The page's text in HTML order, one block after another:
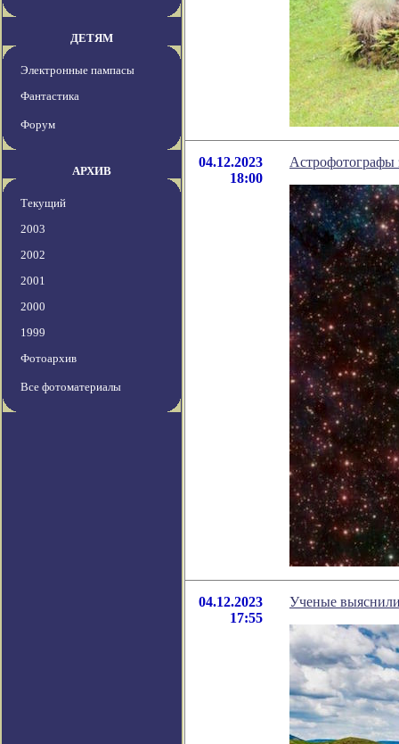
ДЕТЯМ
Электронные пампасы
Фантастика
Форум
АРХИВ
Текущий
2003
2002
2001
2000
1999
Фотоархив
Все фотоматериалы
04.12.2023
18:00
Астрофотографы
04.12.2023
17:55
Ученые